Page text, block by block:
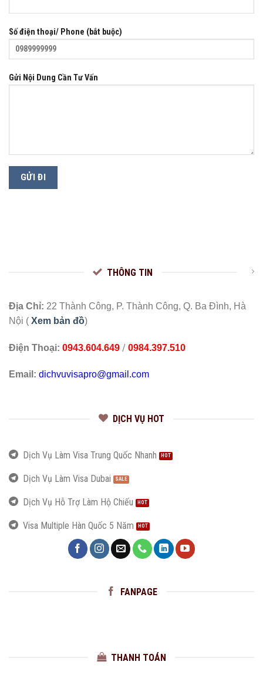
Số điện thoại/ Phone (bắt buộc)
Gửi Nội Dung Cần Tư Vấn
THÔNG TIN
Địa Chỉ: 22 Thành Công, P. Thành Công, Q. Ba Đình, Hà
Nội ( Xem bản đồ)
Điện Thoại: 0943.604.649 / 0984.397.510
Email: dichvuvisapro@gmail.com
DỊCH VỤ HOT
Dịch Vụ Làm Visa Trung Quốc Nhanh
Dịch Vụ Làm Visa Dubai
Dịch Vụ Hỗ Trợ Làm Hộ Chiếu
Visa Multiple Hàn Quốc 5 Năm
FANPAGE
THANH TOÁN